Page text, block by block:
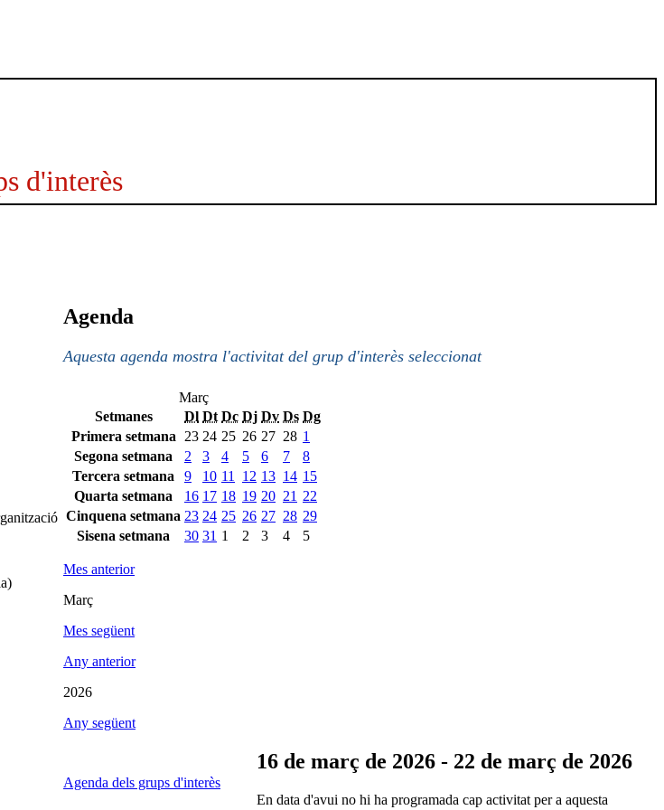
d'interès
Agenda
Aquesta agenda mostra l'activitat del grup d'interès seleccionat
Març
Setmanes
Dl Dt Dc Dj Dv Ds Dg
Primera setmana
23 24 25 26 27 28 1
Segona setmana
2 3 4 5 6 7
8
Tercera setmana
9 10 11 12 13 14 15
Quarta setmana
16 17 18 19 20 21 22
Cinquena setmana 23 24 25 26 27 28 29
Sisena setmana
30 31 1 2 3 4 5
Mes anterior
Març
Mes següent
Any anterior
2026
Any següent
Agenda dels grups d'interès
16 de març de 2026 - 22 de març de 2026
En data d'avui no hi ha programada cap activitat per a aquesta